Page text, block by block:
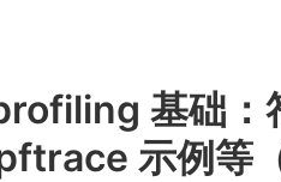
基础：
示例等